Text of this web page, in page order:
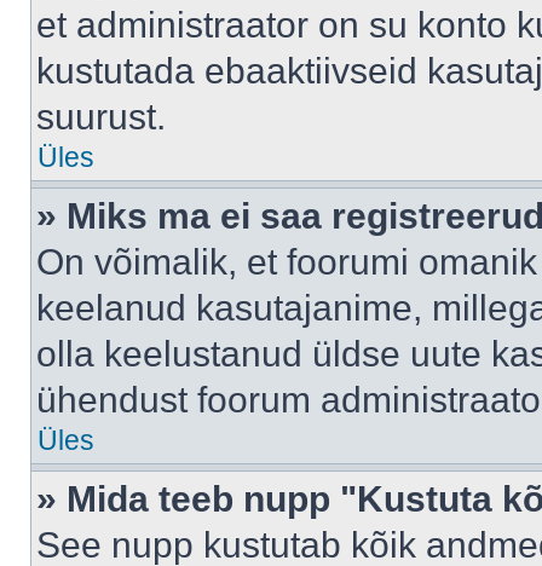
et administraator on su konto
kustutada ebaaktiivseid
suurust.
Üles
» Miks ma ei saa
On võimalik, et foorumi
keelanud kasutajanime,
olla keelustanud üldse uute
ühendust foorum
Üles
» Mida teeb nupp "Kustuta
See nupp kustutab kõik